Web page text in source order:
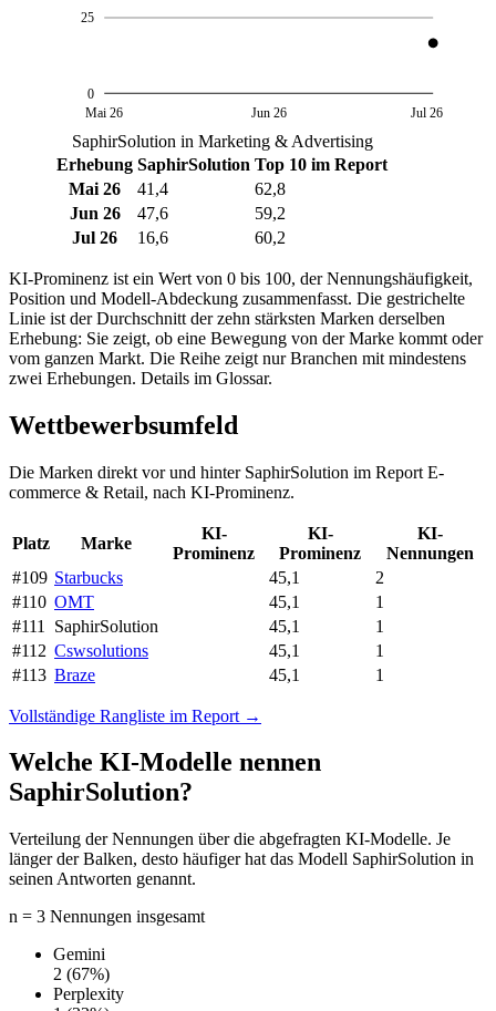
0
25
Mai 26 Jun 26 Jul 26
SaphirSolution in Marketing & Advertising
Erhebung SaphirSolution Top 10 im Report
Mai 26
41,4
62,8
Jun 26
47,6
59,2
Jul 26
16,6 60,2
KI-Prominenz ist ein Wert von 0 bis 100, der Nennungshäufigkeit,
Position und Modell-Abdeckung zusammenfasst. Die gestrichelte
Linie ist der Durchschnitt der zehn stärksten Marken derselben
Erhebung: Sie zeigt, ob eine Bewegung von der Marke kommt oder
vom ganzen Markt. Die Reihe zeigt nur Branchen mit mindestens
zwei Erhebungen. Details im Glossar.
Wettbewerbsumfeld
Die Marken direkt vor und hinter SaphirSolution im Report E-
commerce & Retail, nach KI-Prominenz.
Platz Marke
KI-
Prominenz
KI-
Prominenz
KI-
Nennungen
#109 Starbucks 45,1
2
#110 OMT 45,1
1
#111
SaphirSolution 45,1
1
#112 Cswsolutions 45,1
1
#113 Braze 45,1 1
Vollständige Rangliste im Report →
Welche KI-Modelle nennen
SaphirSolution?
Verteilung der Nennungen über die abgefragten KI-Modelle. Je
länger der Balken, desto häufiger hat das Modell SaphirSolution in
seinen Antworten genannt.
n = 3 Nennungen insgesamt
Gemini
2 (67%)
Perplexity